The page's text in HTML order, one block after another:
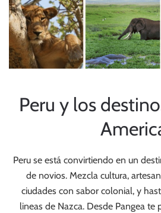
Peru y los
Peru se está convirtiendo en un
de novios. Mezcla cultura,
ciudades con sabor colonial, y
lineas de Nazca. Desde Pangea